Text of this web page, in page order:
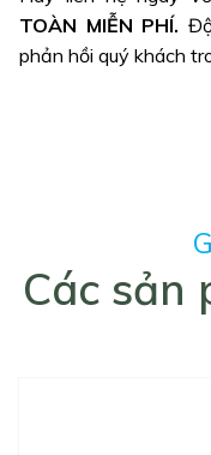
TOÀN MIỄN PHÍ.
phản hồi quý khách
Các sản